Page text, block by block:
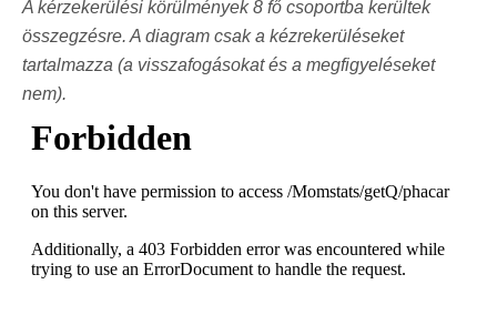
A kérzekerülési körülmények 8 fő csoportba kerültek
összegzésre. A diagram csak a kézrekerüléseket
tartalmazza (a visszafogásokat és a megfigyeléseket
nem).